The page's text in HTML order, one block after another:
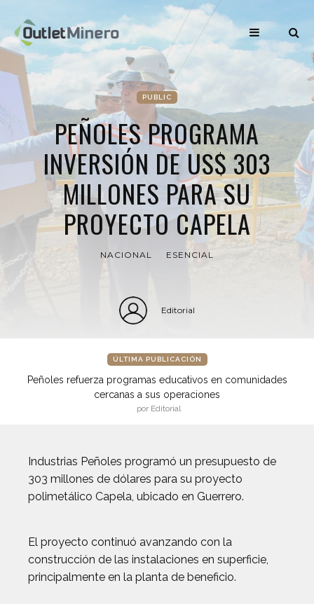
PUBLIC
PEÑOLES PROGRAMA
INVERSIÓN DE US$ 303
MILLONES PARA SU
PROYECTO CAPELA
NACIONAL ESENCIAL
Editorial
ÚLTIMA PUBLICACIÓN
Peñoles refuerza programas educativos en comunidades
cercanas a sus operaciones
por Editorial
Industrias Peñoles programó un presupuesto de
303 millones de dólares para su proyecto
polimetálico Capela, ubicado en Guerrero.
El proyecto continuó avanzando con la
construcción de las instalaciones en superficie,
principalmente en la planta de beneficio.